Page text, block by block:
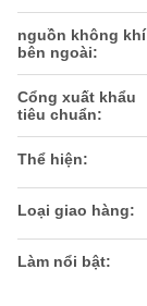
nguồn không khí
bên ngoài:
Cổng xuất khẩu
tiêu chuẩn:
Thể hiện:
Loại giao hàng:
Làm nổi bật: